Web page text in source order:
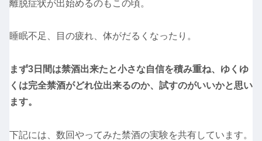
離脱症状が出始めるのもこの頃。
睡眠不足、目の疲れ、体がだるくなったり。
まず3日間は禁酒出来たと小さな自信を積み重ね、ゆくゆ
くは完全禁酒がどれ位出来るのか、試すのがいいかと思い
ます。
下記には、数回やってみた禁酒の実験を共有しています。